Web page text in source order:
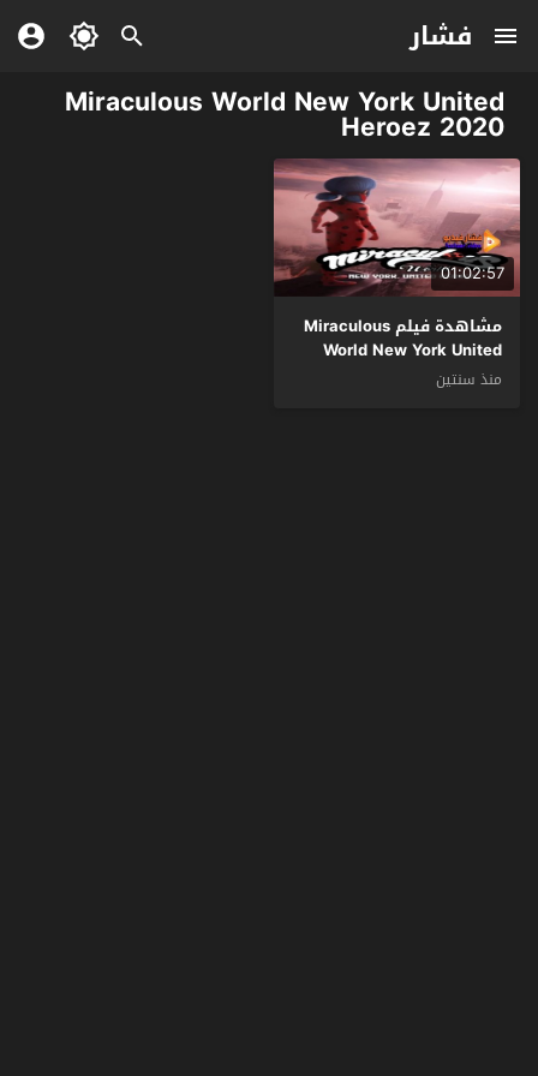
فشار
Miraculous World New York United
Heroez 2020
01:02:57
مشاهدة فيلم Miraculous
World New York United
Heroez 2020 مترجم
منذ سنتين